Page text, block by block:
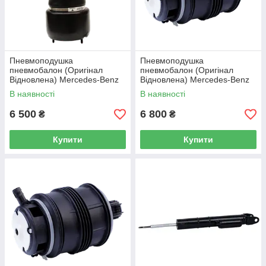
Пневмоподушка
пневмобалон (Оригінал
Відновлена) Mercedes-Benz
E Class W211 (передня)
В наявності
6 500 ₴
Купити
Пневмоподушка
пневмобалон (Оригінал
Відновлена) Mercedes-Benz
E Class W211 (задня ліва)
В наявності
6 800 ₴
Купити